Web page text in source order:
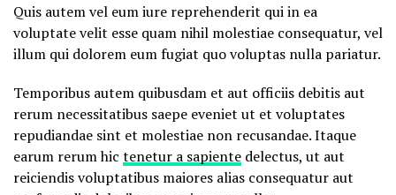
Quis autem vel eum iure reprehenderit qui in ea
voluptate velit esse quam nihil molestiae consequatur, vel
illum qui dolorem eum fugiat quo voluptas nulla pariatur.
Temporibus autem quibusdam et aut officiis debitis aut
rerum necessitatibus saepe eveniet ut et voluptates
repudiandae sint et molestiae non recusandae. Itaque
earum rerum hic tenetur a sapiente delectus, ut aut
reiciendis voluptatibus maiores alias consequatur aut